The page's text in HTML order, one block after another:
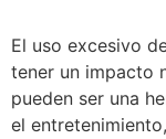
El uso excesivo
tener un impacto
pueden ser una
el